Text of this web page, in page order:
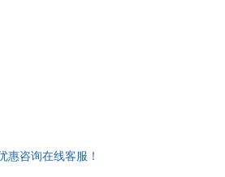
惠咨询在线客服！